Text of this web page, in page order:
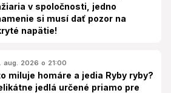
v spoločnosti, jedno
si musí dať pozor na
napätie!
aug. 2026 o 21:00
miluje homáre a jedia Ryby ryby?
jedlá určené priamo pre